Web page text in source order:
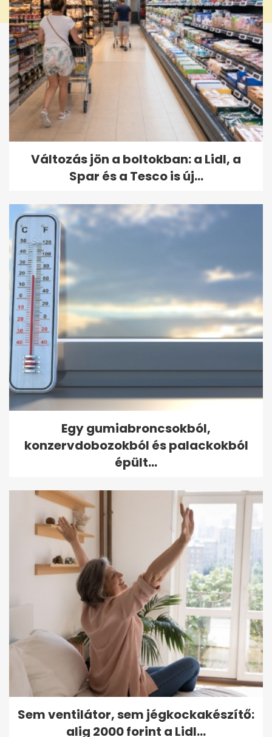
Változás jön a boltokban: a Lidl, a
Spar és a Tesco is új...
Egy gumiabroncsokból,
konzervdobozokból és palackokból
épült...
Sem ventilátor, sem jégkockakészítő:
alig 2000 forint a Lidl...